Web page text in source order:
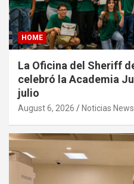
HOME
La Oficina del Sheriff
celebró la Academia
julio
August 6, 2026 Noticias News